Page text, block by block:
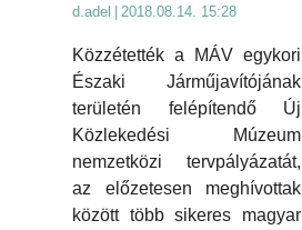
d.adel | 2018.08.14. 15:28
Közzétették a MÁV egykori
Északi Járműjavítójának
területén felépítendő Új
Közlekedési Múzeum
nemzetközi tervpályázatát,
az előzetesen meghívottak
között több sikeres magyar